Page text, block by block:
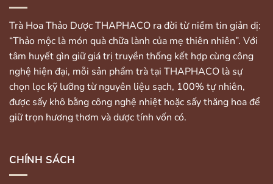
Trà Hoa Thảo Dược THAPHACO ra đời từ niềm tin giản dị:
“Thảo mộc là món quà chữa lành của mẹ thiên nhiên”. Với
tâm huyết gìn giữ giá trị truyền thống kết hợp cùng công
nghệ hiện đại, mỗi sản phẩm trà tại THAPHACO là sự
chọn lọc kỹ lưỡng từ nguyên liệu sạch, 100% tự nhiên,
được sấy khô bằng công nghệ nhiệt hoặc sấy thăng hoa để
giữ trọn hương thơm và dược tính vốn có.
CHÍNH SÁCH